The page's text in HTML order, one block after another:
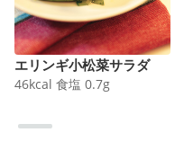
エリンギ小松菜サラダ
46kcal 食塩 0.7g